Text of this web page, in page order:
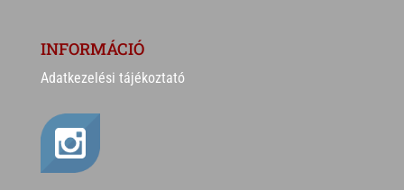
INFORMÁCIÓ
Adatkezelési tájékoztató